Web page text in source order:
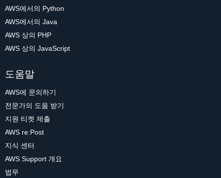
AWS에서의 Python
AWS에서의 Java
AWS 상의 PHP
AWS 상의 JavaScript
도움말
AWS에 문의하기
전문가의 도움 받기
지원 티켓 제출
AWS re:Post
지식 센터
AWS Support 개요
법무